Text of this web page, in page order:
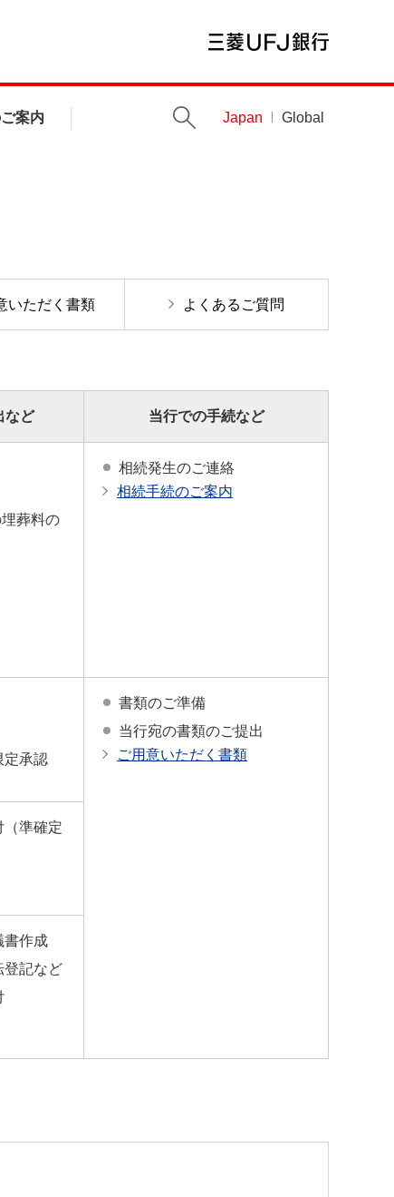
案内 Japan Global
いただく書類 よくあるご質問
など 当行での手続など
葬料の
相続発生のご連絡
相続手続のご案内
定承認
書類のご準備
当行宛の書類のご提出
ご用意いただく書類
（準確定
書作成
登記など